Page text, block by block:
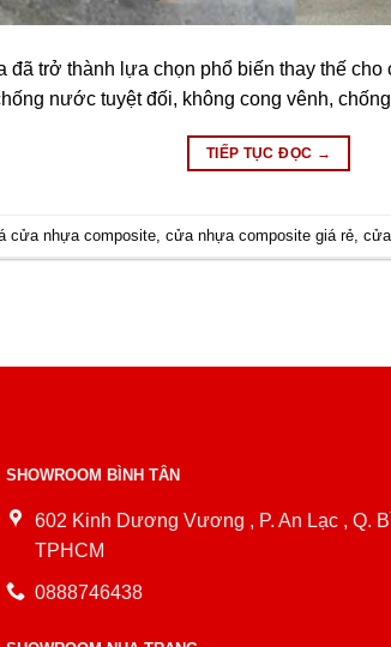
trở thành lựa chọn phổ biến thay thế
nước tuyệt đối, không cong vênh,
TIẾP TỤC ĐỌC →
cửa nhựa composite ,cửa nhựa composite giá rẻ ,
SHOWROOM BÌNH TÂN
602 Kinh Dương Vương , P. An Lạc , Q.
TPHCM
0888746438